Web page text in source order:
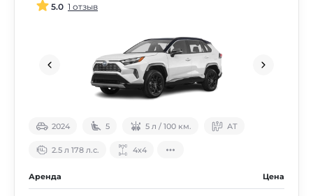
5.0 1 отзыв
2024 5 5 л / 100 км. АТ
2.5 л 178 л.с. 4х4
Аренда Цена